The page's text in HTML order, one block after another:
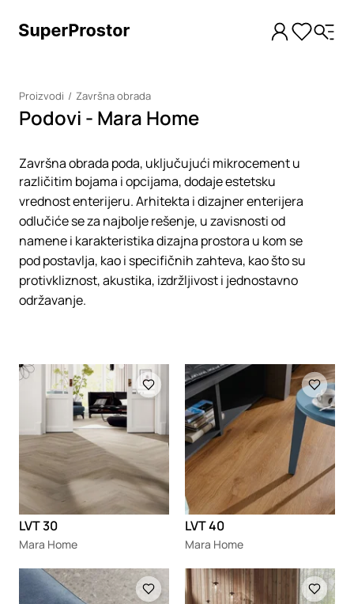
Proizvodi Završna obrada
Podovi - Mara Home
Završna obrada poda, uključujući mikrocement u
različitim bojama i opcijama, dodaje estetsku
vrednost enterijeru. Arhitekta i dizajner enterijera
odlučiće se za najbolje rešenje, u zavisnosti od
namene i karakteristika dizajna prostora u kom se
pod postavlja, kao i specifičnih zahteva, kao što su
protivkliznost, akustika, izdržljivost i jednostavno
održavanje.
Loading
LVT 30
Mara Home
Loading
LVT 40
Mara Home
Loading Loading